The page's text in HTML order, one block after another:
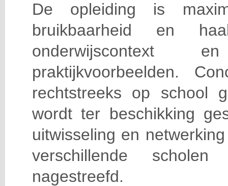
De opleiding is
bruikbaarheid en
praktijkvoorbeelden.
rechtstreeks op school
wordt ter beschikking
uitwisseling en
verschillende scholen
nagestreefd.